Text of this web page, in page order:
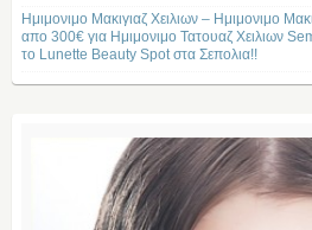
Ημιμονιμο Μακιγιαζ Χειλιων – Ημιμονιμο
απο 300€ για Ημιμονιμο Τατουαζ Χειλιων
το Lunette Beauty Spot στα Σεπολια!!